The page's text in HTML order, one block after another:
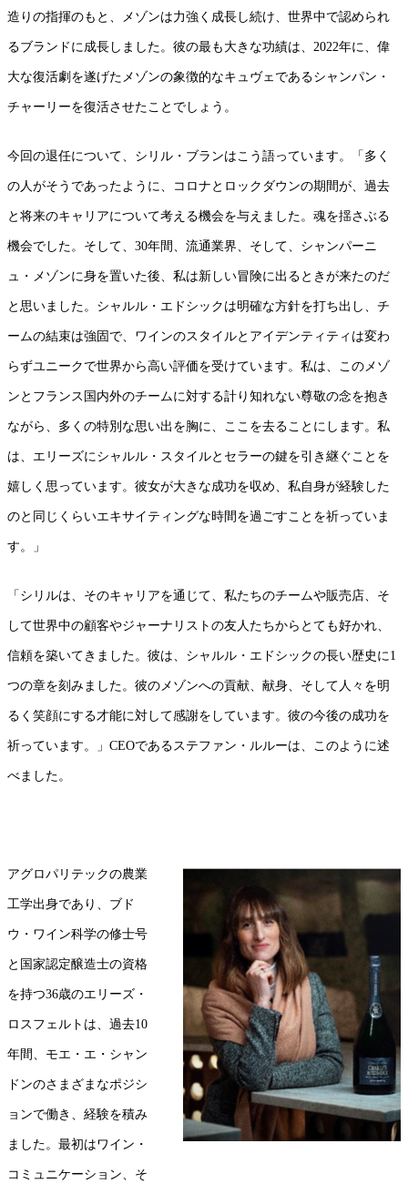
造りの指揮のもと、メゾンは力強く成長し続け、世界中で認められ
るブランドに成長しました。彼の最も大きな功績は、2022年に、偉
大な復活劇を遂げたメゾンの象徴的なキュヴェであるシャンパン・
チャーリーを復活させたことでしょう。
今回の退任について、シリル・ブランはこう語っています。「多く
の人がそうであったように、コロナとロックダウンの期間が、過去
と将来のキャリアについて考える機会を与えました。魂を揺さぶる
機会でした。そして、30年間、流通業界、そして、シャンパーニ
ュ・メゾンに身を置いた後、私は新しい冒険に出るときが来たのだ
と思いました。シャルル・エドシックは明確な方針を打ち出し、チ
ームの結束は強固で、ワインのスタイルとアイデンティティは変わ
らずユニークで世界から高い評価を受けています。私は、このメゾ
ンとフランス国内外のチームに対する計り知れない尊敬の念を抱き
ながら、多くの特別な思い出を胸に、ここを去ることにします。私
は、エリーズにシャルル・スタイルとセラーの鍵を引き継ぐことを
嬉しく思っています。彼女が大きな成功を収め、私自身が経験した
のと同じくらいエキサイティングな時間を過ごすことを祈っていま
す。」
「シリルは、そのキャリアを通じて、私たちのチームや販売店、そ
して世界中の顧客やジャーナリストの友人たちからとても好かれ、
信頼を築いてきました。彼は、シャルル・エドシックの長い歴史に1
つの章を刻みました。彼のメゾンへの貢献、献身、そして人々を明
るく笑顔にする才能に対して感謝をしています。彼の今後の成功を
祈っています。」CEOであるステファン・ルルーは、このように述
べました。
アグロパリテックの農業
工学出身であり、ブド
ウ・ワイン科学の修士号
と国家認定醸造士の資格
を持つ36歳のエリーズ・
ロスフェルトは、過去10
年間、モエ・エ・シャン
ドンのさまざまなポジシ
ョンで働き、経験を積み
ました。最初はワイン・
コミュニケーション、そ